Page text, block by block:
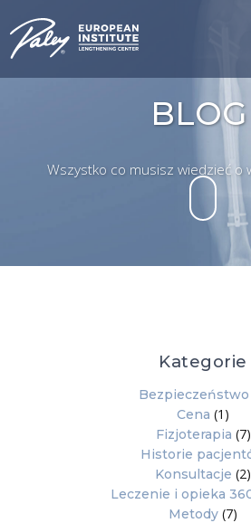
BLOG
Wszystko co musisz wiedzieć o
Kategorie
Bezpieczeństwo
Cena (1)
Fizjoterapia (7)
Historie
Konsultacje (2)
Leczenie i opieka
Metody (7)